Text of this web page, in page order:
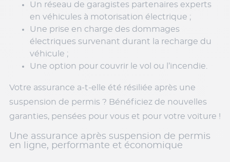
Un réseau de garagistes partenaires experts
en véhicules à motorisation électrique ;
Une prise en charge des dommages
électriques survenant durant la recharge du
véhicule ;
Une option pour couvrir le vol ou l’incendie.
Votre assurance a-t-elle été résiliée après une
suspension de permis ? Bénéficiez de nouvelles
garanties, pensées pour vous et pour votre voiture !
Une assurance après suspension de permis
en ligne, performante et économique